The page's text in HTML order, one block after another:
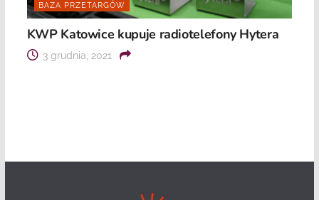
BAZA PRZETARGÓW
KWP Katowice kupuje radiotelefony Hytera
3 grudnia, 2021